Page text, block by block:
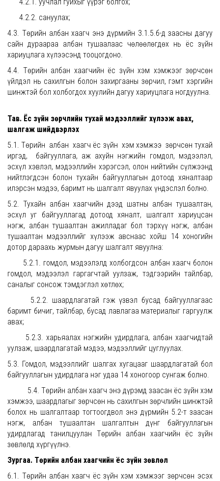
4.2.2. сануулах;
4.3. Төрийн албан хаагч энэ дүрмийн 3.1.5.б-д заасны дагуу
сайн дураараа албан тушаалаас чөлөөлөгдөх нь ёс зүйн
хариуцлага хүлээсэнд тооцогдоно.
4.4. Төрийн албан хаагчийн ёс зүйн хэм хэмжээг зөрчсөн
үйлдэл нь сахилгын болон захиргааны зөрчил, гэмт хэргийн
шинжтэй бол холбогдох хуулийн дагуу хариуцлага ногдуулна.
Тав. Ёс зүйн зөрчлийн тухай мэдээллийг хүлээж авах,
шалгаж шийдвэрлэх
5.1. Төрийн албан хаагч ёс зүйн хэм хэмжээ зөрчсөн тухай
иргэд, байгууллага, аж ахуйн нэгжийн гомдол, мэдээлэл,
эсхүл хэвлэл, мэдээллийн хэрэгсэл, олон нийтийн сүлжээнд
нийтлэгдсэн болон тухайн байгууллагын дотоод хяналтаар
илэрсэн мэдээ, баримт нь шалгалт явуулах үндэслэл болно.
5.2. Тухайн албан хаагчийн дээд шатны албан тушаалтан,
эсхүл уг байгууллагад дотоод хяналт, шалгалт хариуцсан
нэгж, албан тушаалтан ажилладаг бол тэрхүү нэгж, албан
тушаалтан мэдээллийг хүлээж авснаас хойш 14 хоногийн
дотор дараахь журмын дагуу шалгалт явуулна:
5.2.1. гомдол, мэдээлэлд холбогдсон албан хаагч болон
гомдол, мэдээлэл гаргагчтай уулзаж, тэдгээрийн тайлбар,
саналыг сонсож тэмдэглэл хөтлөх;
5.2.2. шаардлагатай гэж үзвэл бусад байгууллагаас
баримт бичиг, тайлбар, бусад лавлагаа материалыг гаргуулж
авах;
5.2.3. харьяалах нэгжийн удирдлага, албан хаагчидтай
уулзаж, шаардлагатай мэдээ, мэдээллийг цуглуулах.
5.3. Гомдол, мэдээллийг шалгах хугацааг шаардлагатай бол
байгууллагын удирдлага нэг удаа 14 хоногоор сунгаж болно.
5.4. Төрийн албан хаагч энэ дүрэмд заасан ёс зүйн хэм
хэмжээ, шаардлагыг зөрчсөн нь сахилгын зөрчлийн шинжтэй
болох нь шалгалтаар тогтоогдвол энэ дүрмийн 5.2-т заасан
нэгж, албан тушаалтан шалгалтын дүнг байгууллагын
удирдлагад танилцуулан Төрийн албан хаагчийн ёс зүйн
зөвлөлд хүргүүлнэ.
Зургаа. Төрийн албан хаагчийн ёс зүйн зөвлөл
6.1. Төрийн албан хаагч ёс зүйн хэм хэмжээг зөрчсөн эсэх